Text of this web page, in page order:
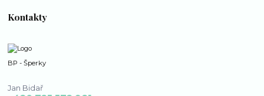
Kontakty
BP - Šperky
Jan Bidař